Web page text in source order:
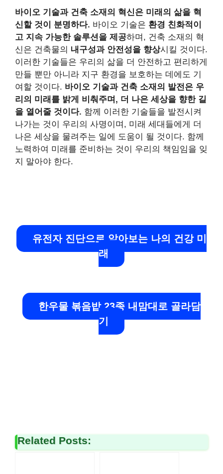
바이오 기술과 건축 소재의 혁신은 미래의 삶을 혁
신할 것이 분명하다. 바이오 기술은 환경 친화적이
고 지속 가능한 솔루션을 제공하며, 건축 소재의 혁
신은 건축물의 내구성과 안전성을 향상시킬 것이다.
이러한 기술들은 우리의 삶을 더 안전하고 편리하게
만들 뿐만 아니라 지구 환경을 보호하는 데에도 기
여할 것이다. 바이오 기술과 건축 소재의 발전은 우
리의 미래를 밝게 비춰주며, 더 나은 세상을 향한 길
을 열어줄 것이다. 함께 이러한 기술들을 발전시켜
나가는 것이 우리의 사명이며, 미래 세대들에게 더
나은 세상을 물려주는 일에 도움이 될 것이다. 함께
노력하여 미래를 준비하는 것이 우리의 책임임을 잊
지 말아야 한다.
유전자 진단으로 알아보는 나의 건강 미
래
한우물 볶음밥 23종 내맘대로 골라담
기
Related Posts: